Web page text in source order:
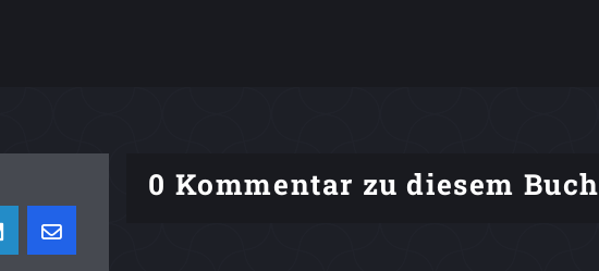
0 Kommentar zu diesem Buch